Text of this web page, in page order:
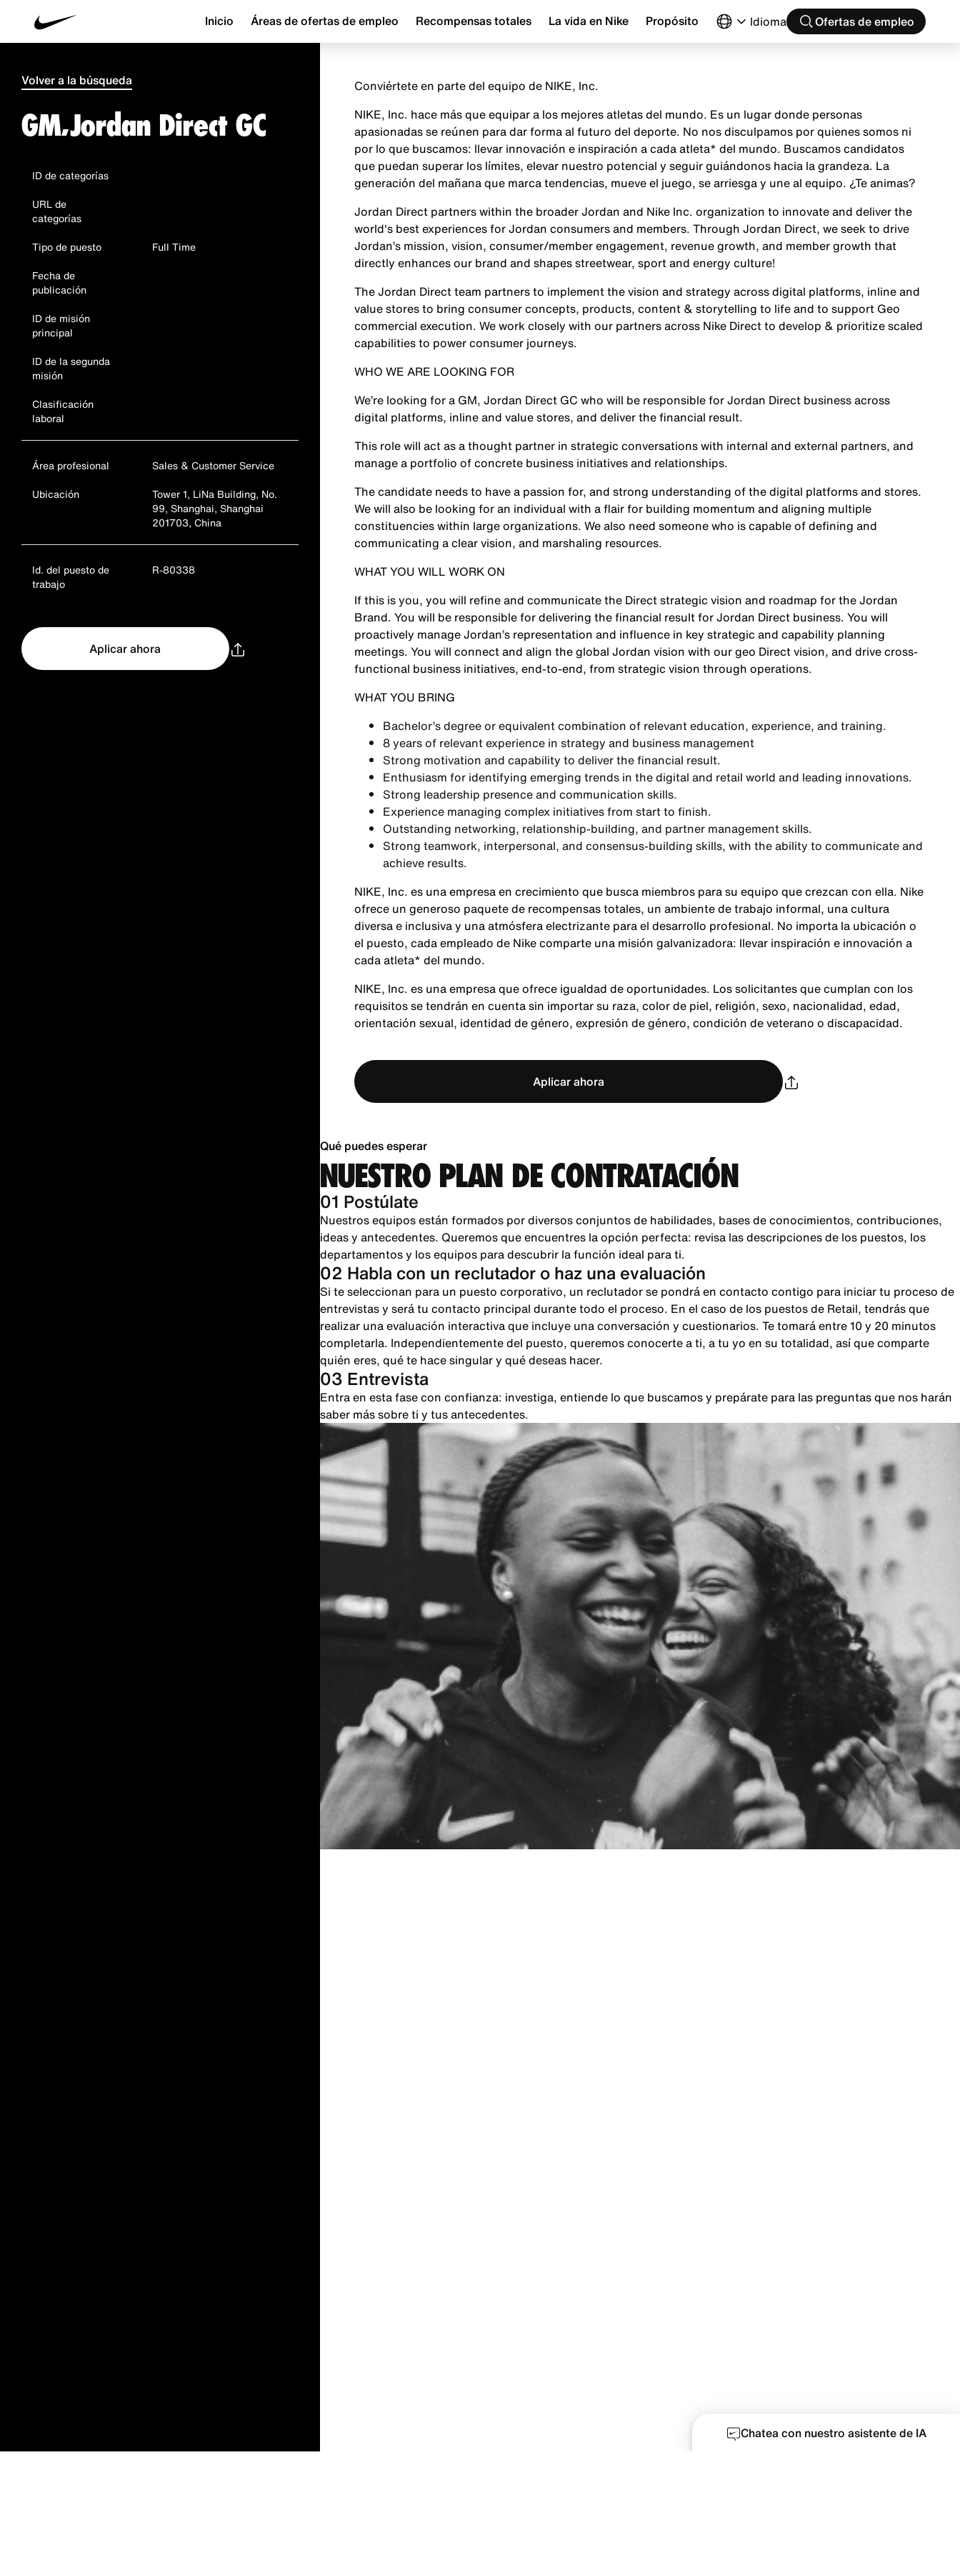
Inicio Áreas de ofertas de empleo Recompensas totales La vida en Nike Propósito Idioma Ofertas de empleo
Volver a la búsqueda
GM, Jordan Direct GC
ID de categorías
URL de
categorías
Tipo de puesto
Full Time
Fecha de
publicación
ID de misión
principal
ID de la segunda
misión
Clasificación
laboral
Área profesional
Sales & Customer Service
Ubicación
Tower 1, LiNa Building, No.
99, Shanghai, Shanghai
201703, China
Id. del puesto de
trabajo
R-80338
Aplicar ahora
Conviértete en parte del equipo de NIKE, Inc.
NIKE, Inc. hace más que equipar a los mejores atletas del mundo. Es un lugar donde personas
apasionadas se reúnen para dar forma al futuro del deporte. No nos disculpamos por quienes somos ni
por lo que buscamos: llevar innovación e inspiración a cada atleta* del mundo. Buscamos candidatos
que puedan superar los límites, elevar nuestro potencial y seguir guiándonos hacia la grandeza. La
generación del mañana que marca tendencias, mueve el juego, se arriesga y une al equipo. ¿Te animas?
Jordan Direct partners within the broader Jordan and Nike Inc. organization to innovate and deliver the
world's best experiences for Jordan consumers and members. Through Jordan Direct, we seek to drive
Jordan’s mission, vision, consumer/member engagement, revenue growth, and member growth that
directly enhances our brand and shapes streetwear, sport and energy culture!
The Jordan Direct team partners to implement the vision and strategy across digital platforms, inline and
value stores to bring consumer concepts, products, content & storytelling to life and to support Geo
commercial execution. We work closely with our partners across Nike Direct to develop & prioritize scaled
capabilities to power consumer journeys.
WHO WE ARE LOOKING FOR
We’re looking for a GM, Jordan Direct GC who will be responsible for Jordan Direct business across
digital platforms, inline and value stores, and deliver the financial result.
This role will act as a thought partner in strategic conversations with internal and external partners, and
manage a portfolio of concrete business initiatives and relationships.
The candidate needs to have a passion for, and strong understanding of the digital platforms and stores.
We will also be looking for an individual with a flair for building momentum and aligning multiple
constituencies within large organizations. We also need someone who is capable of defining and
communicating a clear vision, and marshaling resources.
WHAT YOU WILL WORK ON
If this is you, you will refine and communicate the Direct strategic vision and roadmap for the Jordan
Brand. You will be responsible for delivering the financial result for Jordan Direct business. You will
proactively manage Jordan’s representation and influence in key strategic and capability planning
meetings. You will connect and align the global Jordan vision with our geo Direct vision, and drive cross-
functional business initiatives, end-to-end, from strategic vision through operations.
WHAT YOU BRING
Bachelor’s degree or equivalent combination of relevant education, experience, and training.
8 years of relevant experience in strategy and business management
Strong motivation and capability to deliver the financial result.
Enthusiasm for identifying emerging trends in the digital and retail world and leading innovations.
Strong leadership presence and communication skills.
Experience managing complex initiatives from start to finish.
Outstanding networking, relationship-building, and partner management skills.
Strong teamwork, interpersonal, and consensus-building skills, with the ability to communicate and
achieve results.
NIKE, Inc. es una empresa en crecimiento que busca miembros para su equipo que crezcan con ella. Nike
ofrece un generoso paquete de recompensas totales, un ambiente de trabajo informal, una cultura
diversa e inclusiva y una atmósfera electrizante para el desarrollo profesional. No importa la ubicación o
el puesto, cada empleado de Nike comparte una misión galvanizadora: llevar inspiración e innovación a
cada atleta* del mundo.
NIKE, Inc. es una empresa que ofrece igualdad de oportunidades. Los solicitantes que cumplan con los
requisitos se tendrán en cuenta sin importar su raza, color de piel, religión, sexo, nacionalidad, edad,
orientación sexual, identidad de género, expresión de género, condición de veterano o discapacidad.
Aplicar ahora
Qué puedes esperar
NUESTRO PLAN DE CONTRATACIÓN
01 Postúlate
Nuestros equipos están formados por diversos conjuntos de habilidades, bases de conocimientos, contribuciones,
ideas y antecedentes. Queremos que encuentres la opción perfecta: revisa las descripciones de los puestos, los
departamentos y los equipos para descubrir la función ideal para ti.
02 Habla con un reclutador o haz una evaluación
Si te seleccionan para un puesto corporativo, un reclutador se pondrá en contacto contigo para iniciar tu proceso de
entrevistas y será tu contacto principal durante todo el proceso. En el caso de los puestos de Retail, tendrás que
realizar una evaluación interactiva que incluye una conversación y cuestionarios. Te tomará entre 10 y 20 minutos
completarla. Independientemente del puesto, queremos conocerte a ti, a tu yo en su totalidad, así que comparte
quién eres, qué te hace singular y qué deseas hacer.
03 Entrevista
Entra en esta fase con confianza: investiga, entiende lo que buscamos y prepárate para las preguntas que nos harán
saber más sobre ti y tus antecedentes.
Chatea con nuestro asistente de IA